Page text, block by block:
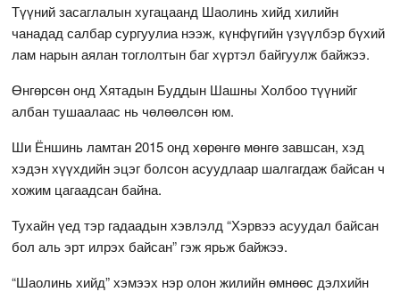
Түүний засаглалын хугацаанд Шаолинь хийд хилийн
чанадад салбар сургуулиа нээж, күнфүгийн үзүүлбэр бүхий
лам нарын аялан тоглолтын баг хүртэл байгуулж байжээ.
Өнгөрсөн онд Хятадын Буддын Шашны Холбоо түүнийг
албан тушаалаас нь чөлөөлсөн юм.
Ши Ёншинь ламтан 2015 онд хөрөнгө мөнгө завшсан, хэд
хэдэн хүүхдийн эцэг болсон асуудлаар шалгагдаж байсан ч
хожим цагаадсан байна.
Тухайн үед тэр гадаадын хэвлэлд “Хэрвээ асуудал байсан
бол аль эрт илрэх байсан” гэж ярьж байжээ.
“Шаолинь хийд” хэмээх нэр олон жилийн өмнөөс дэлхийн